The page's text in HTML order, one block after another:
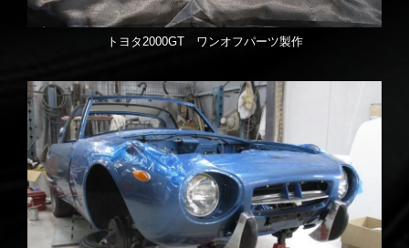
トヨタ2000GT ワンオフパーツ製作